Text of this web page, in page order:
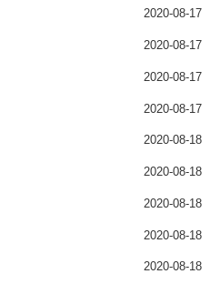
2020-08-17
2020-08-17
2020-08-17
2020-08-17
2020-08-18
2020-08-18
2020-08-18
2020-08-18
2020-08-18